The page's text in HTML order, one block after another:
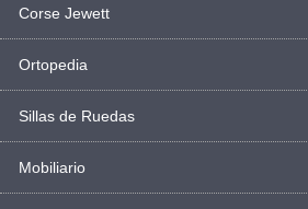
Corse Jewett
Ortopedia
Sillas de Ruedas
Mobiliario